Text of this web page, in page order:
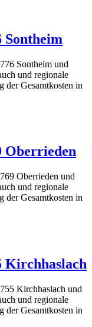
Sontheim
Sontheim und
und regionale
der Gesamtkosten in
Oberrieden
Oberrieden und
und regionale
der Gesamtkosten in
Kirchhaslach
Kirchhaslach und
und regionale
der Gesamtkosten in